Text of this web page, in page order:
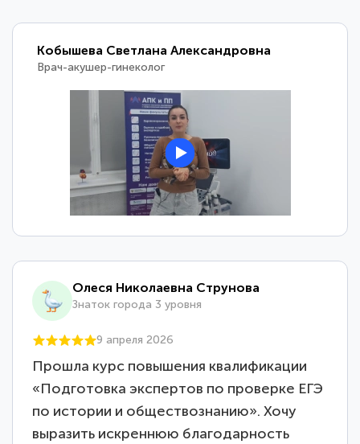
Кобышева Светлана Александровна
Врач-акушер-гинеколог
Олеся Николаевна Струнова
Знаток города 3 уровня
9 апреля 2026
Прошла курс повышения квалификации
«Подготовка экспертов по проверке ЕГЭ
по истории и обществознанию». Хочу
выразить искреннюю благодарность